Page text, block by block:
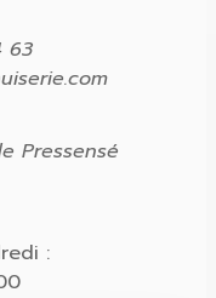
63
Pressensé
: